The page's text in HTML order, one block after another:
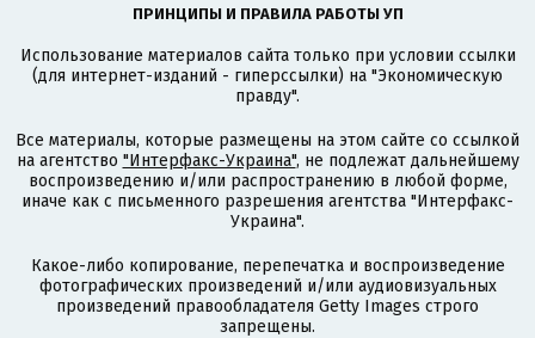
ПРИНЦИПЫ И ПРАВИЛА РАБОТЫ УП
Использование материалов сайта только при условии ссылки
(для интернет-изданий - гиперссылки) на "Экономическую
правду".
Все материалы, которые размещены на этом сайте со ссылкой
на агентство "Интерфакс-Украина", не подлежат дальнейшему
воспроизведению и/или распространению в любой форме,
иначе как с письменного разрешения агентства "Интерфакс-
Украина".
Какое-либо копирование, перепечатка и воспроизведение
фотографических произведений и/или аудиовизуальных
произведений правообладателя Getty Images строго
запрещены.